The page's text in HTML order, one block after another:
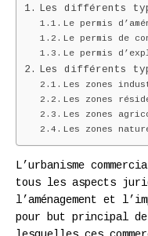
Les différents
Le permis
Le permis de
Le permis
Les différents
Les zones
Les zones
Les zones
Les zones
L’urbanisme
tous les aspects
l’aménagement et
pour but principal